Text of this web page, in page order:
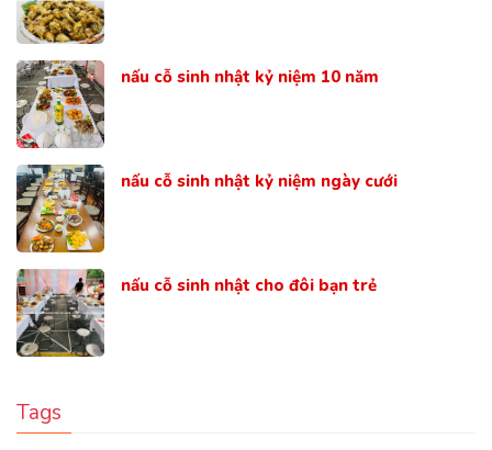
nấu cỗ sinh nhật kỷ niệm 10 năm
nấu cỗ sinh nhật kỷ niệm ngày cưới
nấu cỗ sinh nhật cho đôi bạn trẻ
Tags